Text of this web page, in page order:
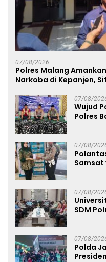
07/08/2026
Polres Malang
Narkoba di Kepanjen,
07/08/
Wujud Polisi
Polres
07/08/
Samsat
07/08/
SDM
07/08/
Polda